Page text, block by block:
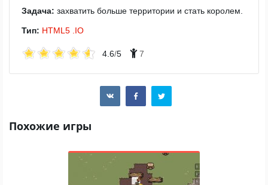
Задача: захватить больше территории и стать королем.
Тип: HTML5 .IO
4.6/5 7
Похожие игры